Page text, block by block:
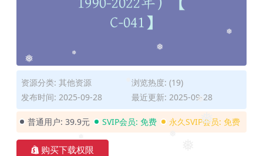
❅
❅
❅
❅
资源分类: 其他资源
浏览热度: (19)
发布时间: 2025-09-28
最近更新: 2025-09-28
普通用户: 39.9元 SVIP会员: 免费 永久SVIP会员: 免费
购买下载权限